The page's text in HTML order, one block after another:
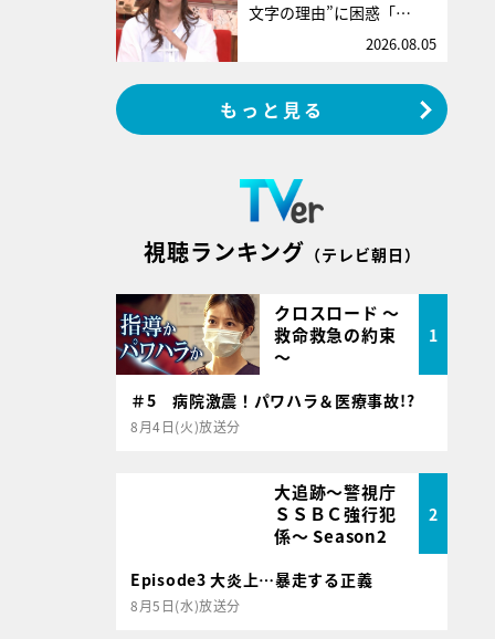
文字の理由”に困惑「…
2026.08.05
もっと見る
視聴ランキング （テレビ朝日）
クロスロード ～
救命救急の約束
～
1
＃5 病院激震！パワハラ＆医療事故!?
8月4日(火)放送分
大追跡～警視庁
ＳＳＢＣ強行犯
係～ Season2
2
Episode3 大炎上…暴走する正義
8月5日(水)放送分